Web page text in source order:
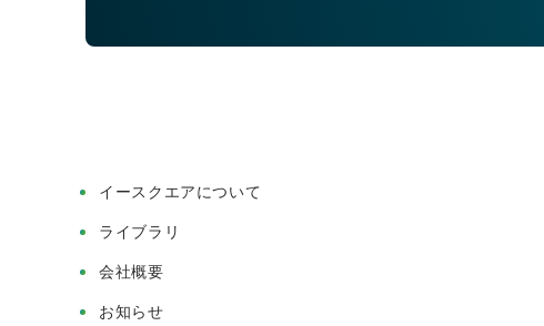
イースクエアについて
ライブラリ
会社概要
お知らせ